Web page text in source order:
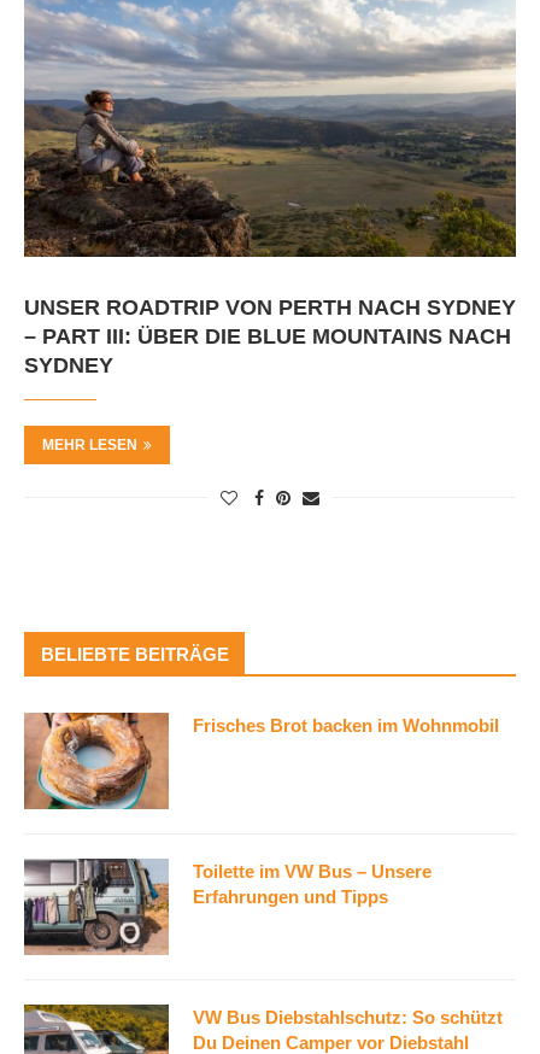
UNSER ROADTRIP VON PERTH NACH SYDNEY
– PART III: ÜBER DIE BLUE MOUNTAINS NACH
SYDNEY
MEHR LESEN
BELIEBTE BEITRÄGE
Frisches Brot backen im Wohnmobil
Toilette im VW Bus – Unsere
Erfahrungen und Tipps
VW Bus Diebstahlschutz: So schützt
Du Deinen Camper vor Diebstahl